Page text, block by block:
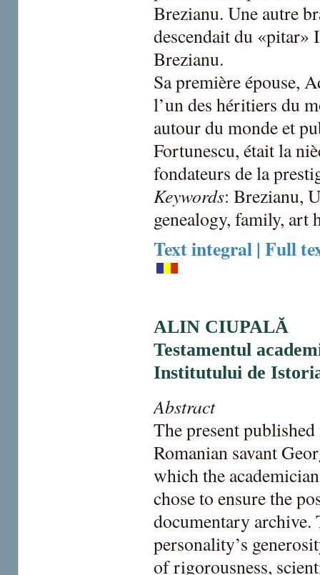
Brezianu. Une autre
descendait du «pitar»
Brezianu.
Sa première épouse,
l’un des héritiers du
autour du monde et
Fortunescu, était la
fondateurs de la
Keywords: Brezianu,
genealogy, family, art
Text integral | Full
ALIN CIUPALĂ
Testamentul
Institutului de
Abstract
The present
Romanian savant
which the
chose to ensure the
documentary archive.
personality’s
of rigorousness,